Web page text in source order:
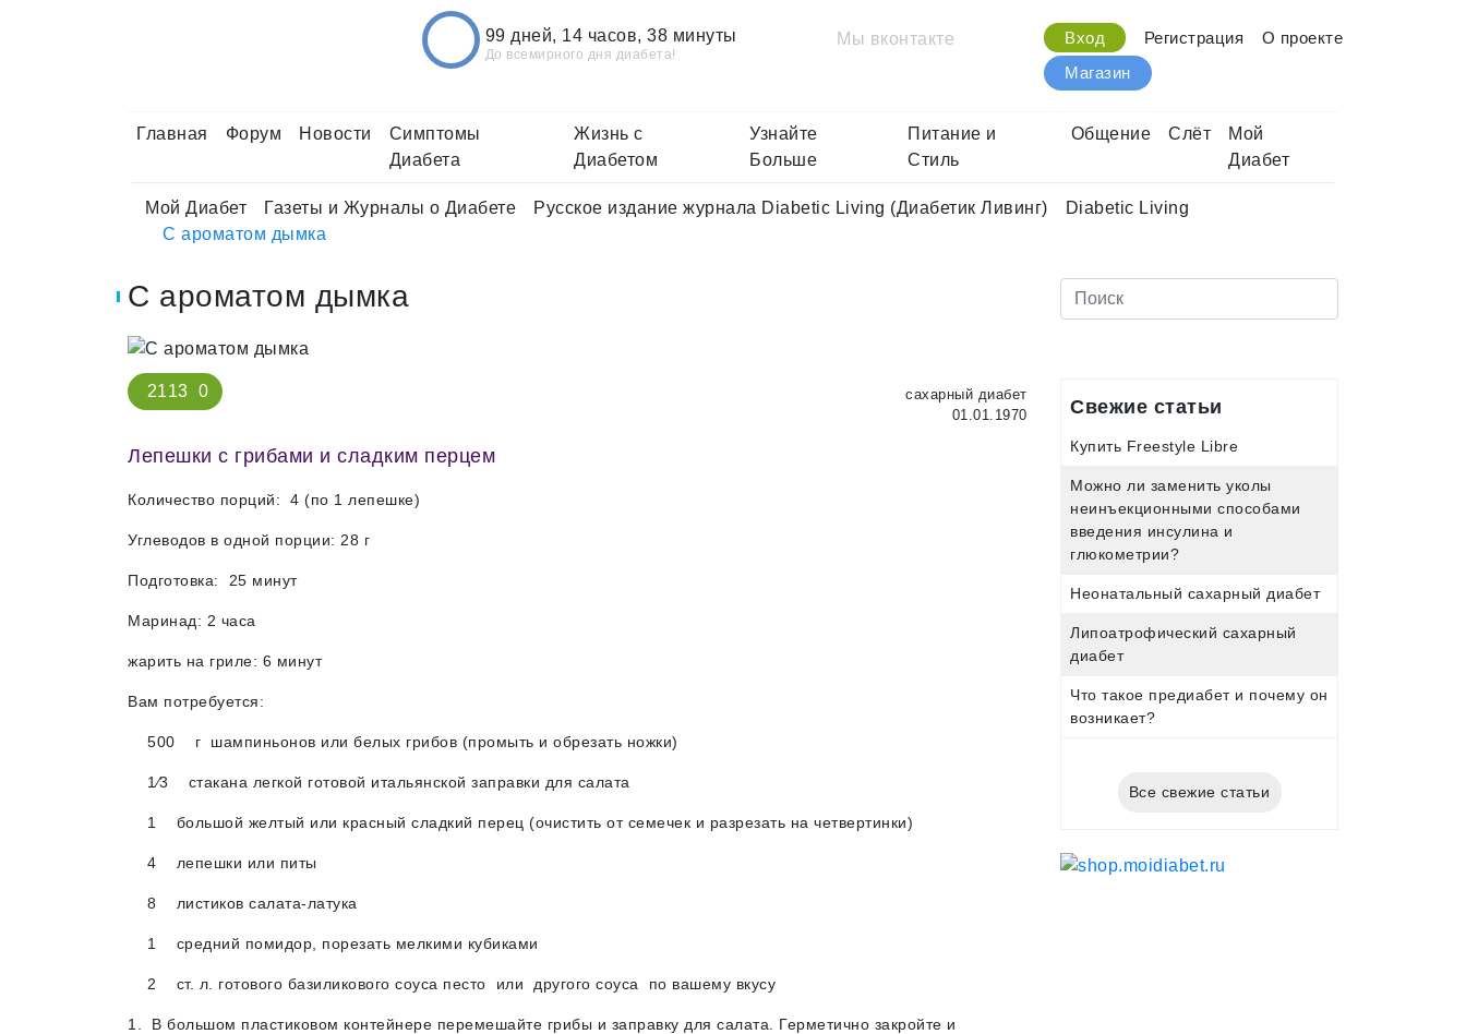
99 дней, 14 часов, 38 минуты
До всемирного дня диабета!
Мы вконтакте Вход Регистрация
О проекте
Магазин
Главная Форум Новости
Симптомы
Диабета
Жизнь с
Диабетом
Узнайте
Больше
Питание и
Стиль
Общение Слёт
Мой
Диабет
Мой Диабет Газеты и Журналы о Диабете Русское издание журнала Diabetic Living (Диабетик Ливинг)
Diabetic Living
С ароматом дымка
С ароматом дымка
2113 0
сахарный диабет
01.01.1970
Лепешки с грибами и сладким перцем
Количество порций: 4 (по 1 лепешке)
Углеводов в одной порции: 28 г
Подготовка: 25 минут
Маринад: 2 часа
жарить на гриле: 6 минут
Вам потребуется:
500 г шампиньонов или белых грибов (промыть и обрезать ножки)
1∕3 стакана легкой готовой итальянской заправки для салата
1 большой желтый или красный сладкий перец (очистить от семечек и разрезать на четвертинки)
4 лепешки или питы
8 листиков салата-латука
1 средний помидор, порезать мелкими кубиками
2 ст. л. готового базиликового соуса песто или другого соуса по вашему вкусу
1. В большом пластиковом контейнере перемешайте грибы и заправку для салата. Герметично закройте и
Свежие статьи
Купить Freestyle Libre
Можно ли заменить уколы
неинъекционными способами
введения инсулина и
глюкометрии?
Неонатальный сахарный диабет
Липоатрофический сахарный
диабет
Что такое предиабет и почему он
возникает?
Все свежие статьи